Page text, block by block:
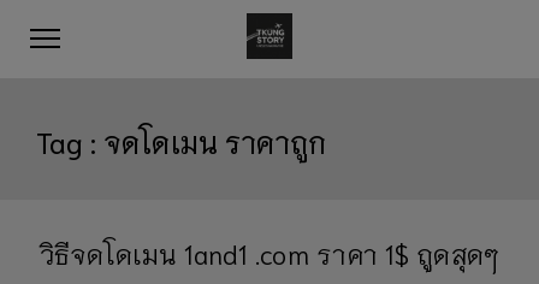
Tag : จดโดเมน ราคาถูก
วิธีจดโดเมน 1and1 .com ราคา 1$ ถูดสุดๆ